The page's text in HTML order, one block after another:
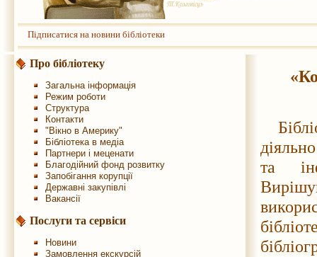
Підписатися на новини бібліотеки
Про бібліотеку
Загальна інформація
Режим роботи
Структура
Контакти
"Вікно в Америку"
Бібліотека в медіа
Партнери і меценати
Благодійний фонд розвитку
Запобігання корупції
Державні закупівлі
Вакансії
Послуги та сервіси
Новини
Замовлення екскурсій
та